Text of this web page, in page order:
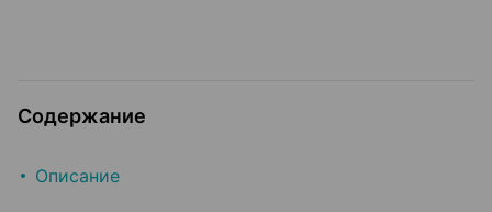
Содержание
Описание